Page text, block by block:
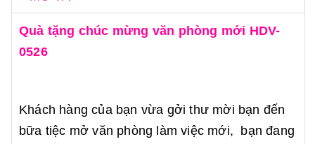
Quà tặng chúc mừng văn phòng mới HDV-
0526
Khách hàng của bạn vừa gởi thư mời bạn đến
bữa tiệc mở văn phòng làm việc mới, bạn đang